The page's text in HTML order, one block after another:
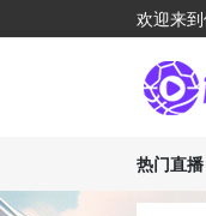
欢迎来
热门直播